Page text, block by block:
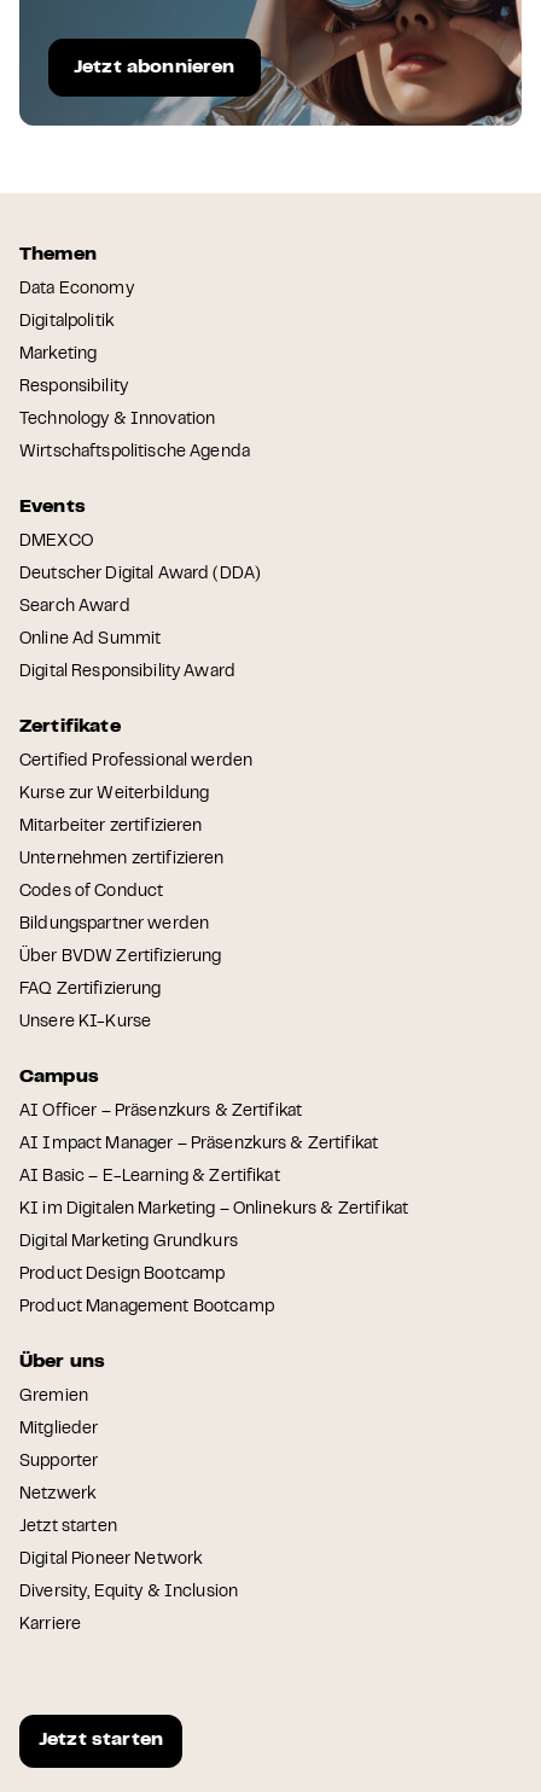
Jetzt abonnieren
Themen
Data Economy
Digitalpolitik
Marketing
Responsibility
Technology & Innovation
Wirtschaftspolitische Agenda
Events
DMEXCO
Deutscher Digital Award (DDA)
Search Award
Online Ad Summit
Digital Responsibility Award
Zertifikate
Certified Professional werden
Kurse zur Weiterbildung
Mitarbeiter zertifizieren
Unternehmen zertifizieren
Codes of Conduct
Bildungspartner werden
Über BVDW Zertifizierung
FAQ Zertifizierung
Unsere KI-Kurse
Campus
AI Officer – Präsenzkurs & Zertifikat
AI Impact Manager – Präsenzkurs & Zertifikat
AI Basic – E-Learning & Zertifikat
KI im Digitalen Marketing – Onlinekurs & Zertifikat
Digital Marketing Grundkurs
Product Design Bootcamp
Product Management Bootcamp
Über uns
Gremien
Mitglieder
Supporter
Netzwerk
Jetzt starten
Digital Pioneer Network
Diversity, Equity & Inclusion
Karriere
Jetzt starten